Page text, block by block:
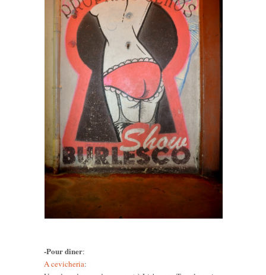
-Pour diner:
A cevicheria: